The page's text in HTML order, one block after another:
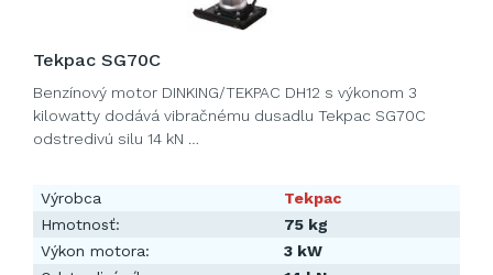
Tekpac SG70C
Benzínový motor DINKING/TEKPAC DH12 s výkonom 3
kilowatty dodává vibračnému dusadlu Tekpac SG70C
odstredivú silu 14 kN …
Výrobca
Tekpac
Hmotnosť:
75 kg
Výkon motora:
3 kW